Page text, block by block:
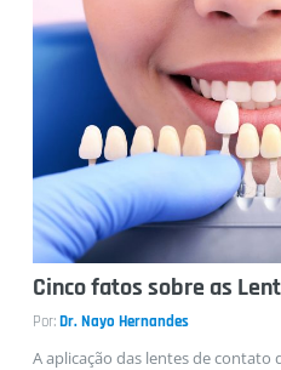
Cinco fatos sobre as
Por:Dr. Nayo Hernandes
A aplicação das lentes de contato